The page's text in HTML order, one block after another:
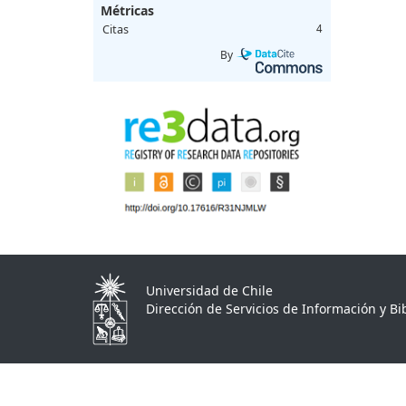
Métricas
Citas 4
By
Universidad de Chile
Dirección de Servicios de Información y